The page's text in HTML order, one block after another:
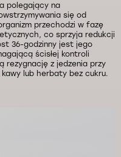
polegający na
się od
przechodzi w fazę
co sprzyja redukcji
36-godzinny jest jego
ścisłej kontroli
rezygnację z jedzenia przy
lub herbaty bez cukru.